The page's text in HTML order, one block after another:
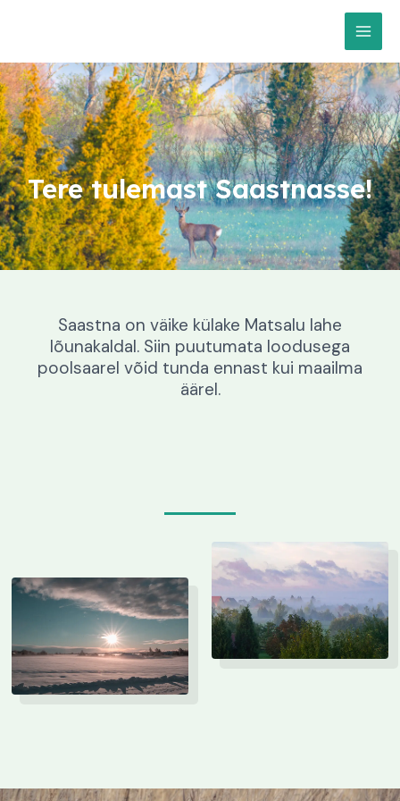
Tere tulemast Saastnasse!
Saastna on väike külake Matsalu lahe
lõunakaldal. Siin puutumata loodusega
poolsaarel võid tunda ennast kui maailma
äärel.